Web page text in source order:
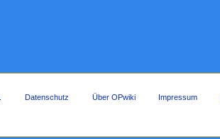
Datenschutz Über OPwiki Impressum